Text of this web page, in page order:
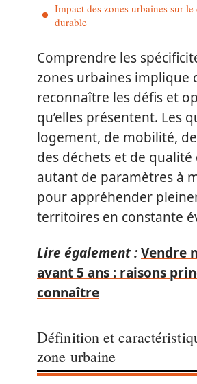
Impact des zones urbaines sur
durable
Comprendre les
zones urbaines implique
reconnaître les défis et
qu’elles présentent. Les
logement, de mobilité,
des déchets et de qualité
autant de paramètres à
pour appréhender
territoires en constante
Lire également :Vendre
avant 5 ans : raisons
connaître
Définition et
zone urbaine